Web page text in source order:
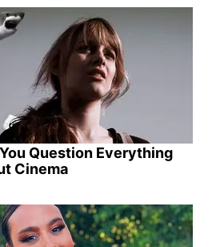
Question Everything
Cinema